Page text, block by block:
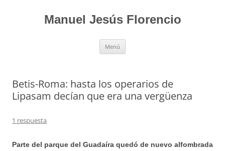
contenidoManuel Jesús Florencio
Menú
Betis-Roma: hasta los operarios de
Lipasam decían que era una vergüenza
1 respuesta
Parte del parque del Guadaíra quedó de nuevo alfombrada